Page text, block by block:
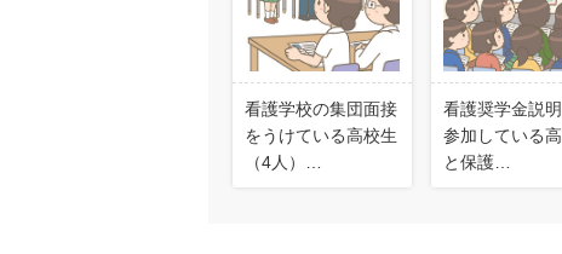
看護学校の集団面接
をうけている高校生
（4人）…
看護奨学金説
参加している
と保護…